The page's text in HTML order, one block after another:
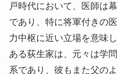
戸時代において、医師は
であり、特に将軍付きの
力中枢に近い立場を意味
ある荻生家は、元々は学
系であり、彼もまた父の